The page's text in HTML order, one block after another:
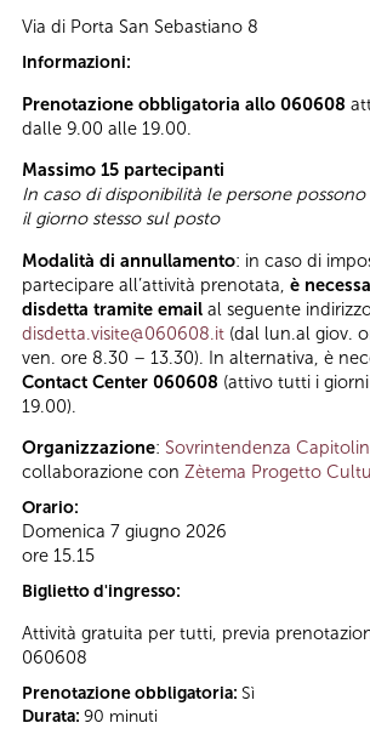
Via di Porta San Sebastiano 8
Informazioni:
Prenotazione obbligatoria allo 060608
dalle 9.00 alle 19.00.
Massimo 15 partecipanti
In caso di disponibilità le persone
il giorno stesso sul posto
Modalità di annullamento: in caso di
partecipare all’attività prenotata, è
disdetta tramite email al seguente
disdetta.visite@060608.it (dal lun.al giov.
ven. ore 8.30 – 13.30). In alternativa, è
Contact Center 060608 (attivo tutti i
19.00).
Organizzazione: Sovrintendenza
collaborazione con Zètema Progetto
Orario:
Domenica 7 giugno 2026
ore 15.15
Biglietto d'ingresso:
Attività gratuita per tutti, previa
060608
Prenotazione obbligatoria: Sì
Durata: 90 minuti